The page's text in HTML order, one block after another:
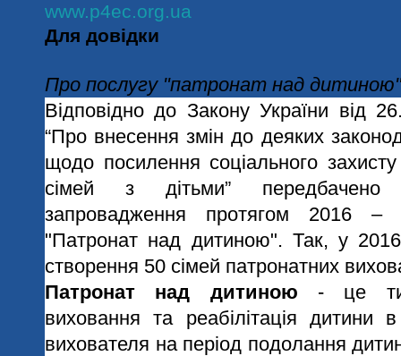
www.p4ec.org.ua
Для довідки
Про послугу "патронат над
Відповідно до Закону України від
“Про внесення змін до деяких
щодо посилення соціального
сімей з дітьми” передбачено
запровадження протягом 2016 –
"Патронат над дитиною". Так, у
створення 50 сімей патронатних
Патронат над дитиною - це
виховання та реабілітація дитини в
вихователя на період подолання